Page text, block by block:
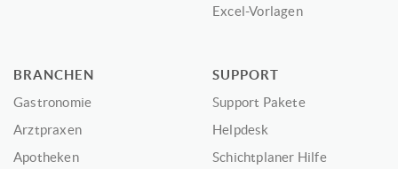
Excel-Vorlagen
BRANCHEN
Gastronomie
Arztpraxen
Apotheken
SUPPORT
Support Pakete
Helpdesk
Schichtplaner Hilfe